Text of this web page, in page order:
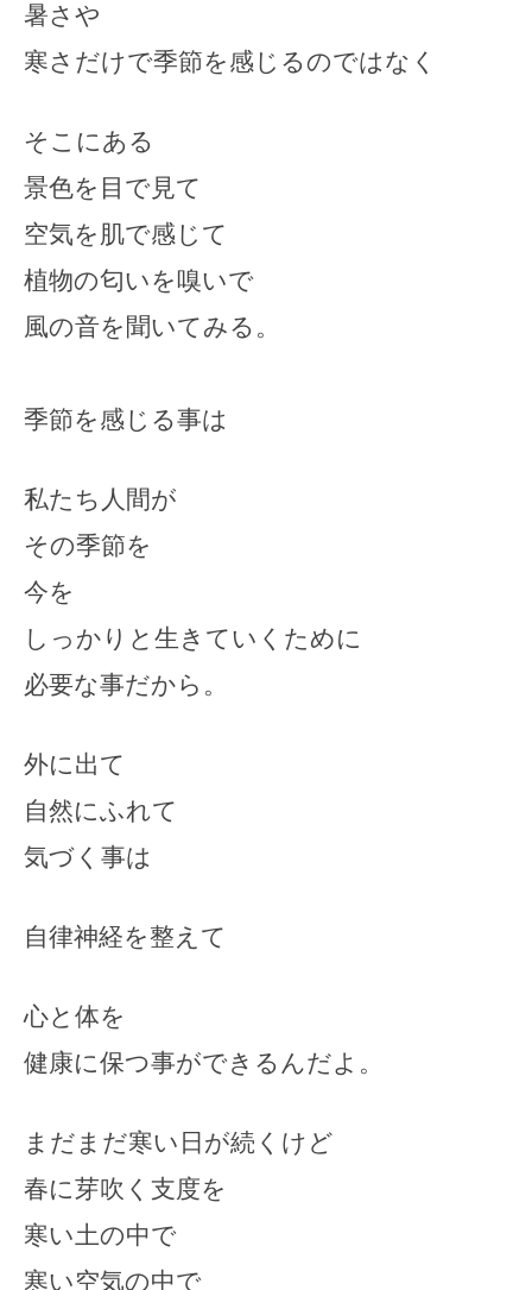
暑さや
寒さだけで季節を感じるのではなく
そこにある
景色を目で見て
空気を肌で感じて
植物の匂いを嗅いで
風の音を聞いてみる。
季節を感じる事は
私たち人間が
その季節を
今を
しっかりと生きていくために
必要な事だから。
外に出て
自然にふれて
気づく事は
自律神経を整えて
心と体を
健康に保つ事ができるんだよ。
まだまだ寒い日が続くけど
春に芽吹く支度を
寒い土の中で
寒い空気の中で